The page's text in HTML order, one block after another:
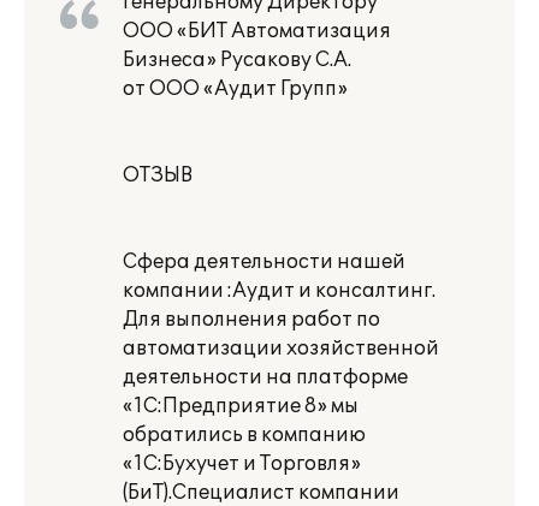
ООО «БИТ Автоматизация
Бизнеса» Русакову С.А.
от ООО «Аудит Групп»
ОТЗЫВ
Сфера деятельности нашей
компании :Аудит и консалтинг.
Для выполнения работ по
автоматизации хозяйственной
деятельности на платформе
«1С:Предприятие 8» мы
обратились в компанию
«1С:Бухучет и Торговля»
(БиТ).Специалист компании